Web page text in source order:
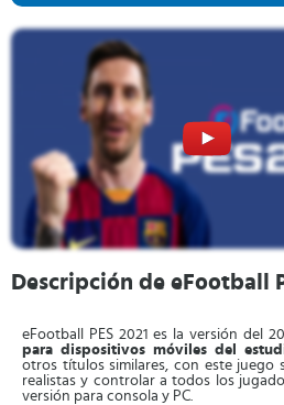
Descripción de eFootball
eFootball PES 2021 es la versión del
para dispositivos móviles del
otros títulos similares, con este juego
realistas y controlar a todos los
versión para consola y PC.